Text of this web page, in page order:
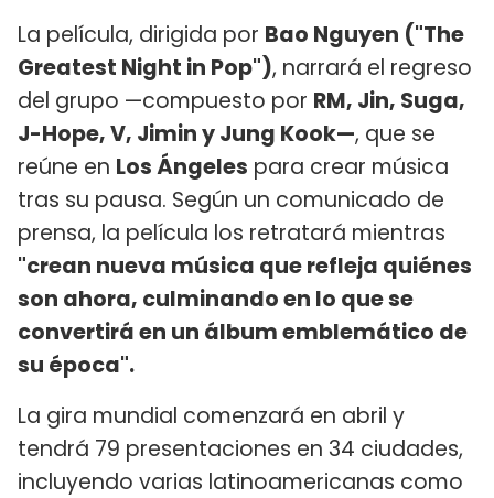
La película, dirigida por Bao Nguyen ("The
Greatest Night in Pop"), narrará el regreso
del grupo —compuesto por RM, Jin, Suga,
J-Hope, V, Jimin y Jung Kook—, que se
reúne en Los Ángeles para crear música
tras su pausa. Según un comunicado de
prensa, la película los retratará mientras
"crean nueva música que refleja quiénes
son ahora, culminando en lo que se
convertirá en un álbum emblemático de
su época".
La gira mundial comenzará en abril y
tendrá 79 presentaciones en 34 ciudades,
incluyendo varias latinoamericanas como